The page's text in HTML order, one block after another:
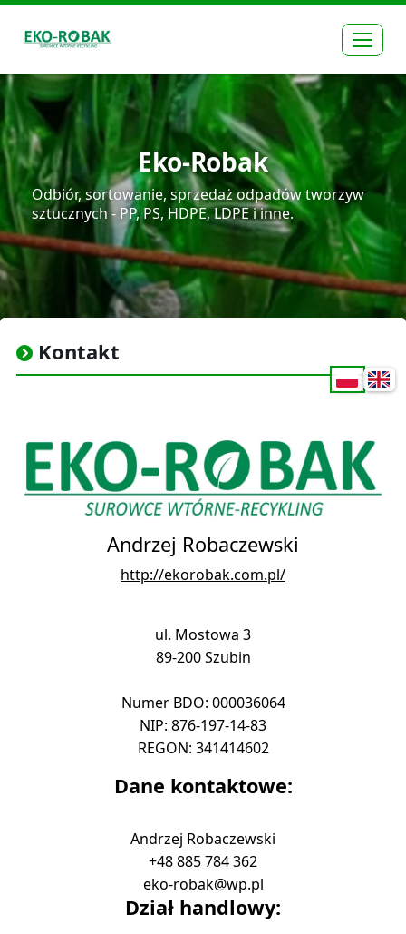
Eko-Robak
Odbiór, sortowanie, sprzedaż odpadów tworzyw
sztucznych - PP, PS, HDPE, LDPE i inne.
Kontakt
Andrzej Robaczewski
http://ekorobak.com.pl/
ul. Mostowa 3
89-200 Szubin
Numer BDO: 000036064
NIP: 876-197-14-83
REGON: 341414602
Dane kontaktowe:
Andrzej Robaczewski
+48 885 784 362
eko-robak@wp.pl
Dział handlowy: